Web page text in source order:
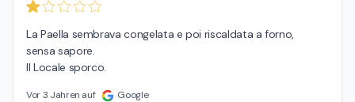
La Paella sembrava congelata e poi riscaldata a forno,
sensa sapore.
Il Locale sporco.
Vor 3 Jahren auf Google